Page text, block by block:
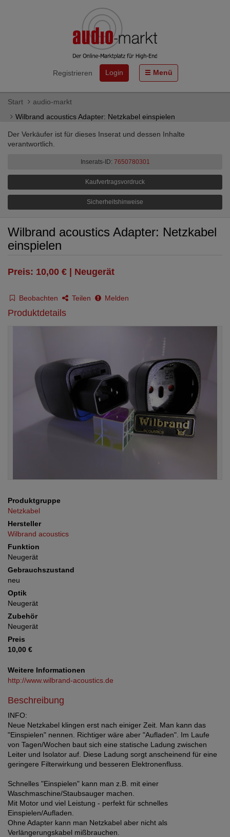
Registrieren Login Menü
Start
audio-markt
Wilbrand acoustics Adapter: Netzkabel einspielen
Der Verkäufer ist für dieses Inserat und dessen Inhalte
verantwortlich.
Inserats-ID: 7650780301
Kaufvertragsvordruck
Sicherheitshinweise
Wilbrand acoustics Adapter: Netzkabel
einspielen
Preis: 10,00 € | Neugerät
Beobachten Teilen Melden
Produktdetails
Produktgruppe
Netzkabel
Hersteller
Wilbrand acoustics
Funktion
Neugerät
Gebrauchszustand
neu
Optik
Neugerät
Zubehör
Neugerät
Preis
10,00 €
Weitere Informationen
http://www.wilbrand-acoustics.de
Beschreibung
INFO:
Neue Netzkabel klingen erst nach einiger Zeit. Man kann das
"Einspielen" nennen. Richtiger wäre aber "Aufladen". Im Laufe
von Tagen/Wochen baut sich eine statische Ladung zwischen
Leiter und Isolator auf. Diese Ladung sorgt anscheinend für eine
geringere Filterwirkung und besseren Elektronenfluss.
Schnelles "Einspielen" kann man z.B. mit einer
Waschmaschine/Staubsauger machen.
Mit Motor und viel Leistung - perfekt für schnelles
Einspielen/Aufladen.
Ohne Adapter kann man Netzkabel aber nicht als
Verlängerungskabel mißbrauchen.